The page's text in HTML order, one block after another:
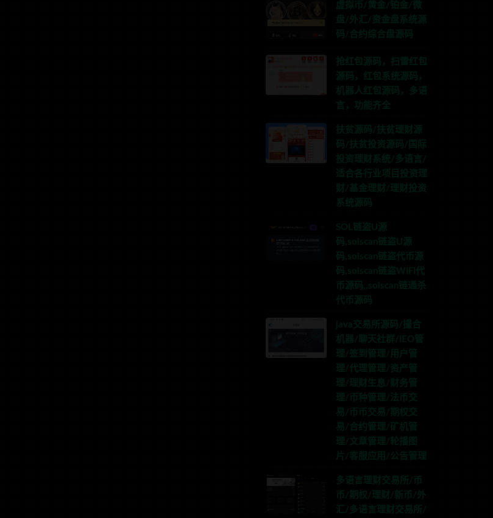
虚拟币/黄金/铂金/微
盘/外汇/资金盘系统源
码/合约综合盘源码
抢红包源码，扫雷红包
源码，红包系统源码，
机器人红包源码，多语
言，功能齐全
扶贫源码/扶贫理财源
码/扶贫投资源码/国际
投资理财系统/多语言/
适合各行业项目投资理
财/基金理财/理财投资
系统源码
SOL链盗U源
码,solscan链盗U源
码,solscan链盗代币源
码,solscan链盗WIFI代
币源码,,solscan链通杀
代币源码
java交易所源码/撮合
机器/聊天社群/IEO管
理/签到管理/用户管
理/代理管理/资产管
理/理财生息/财务管
理/币种管理/法币交
易/币币交易/期权交
易/合约管理/矿机管
理/文章管理/轮播图
片/客服应用/公告管理
多语言理财交易所/币
币/期权/理财/新币/外
汇/多语言理财交易所/